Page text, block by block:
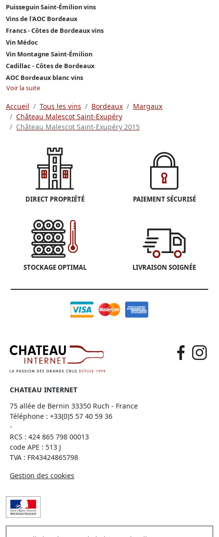
Puisseguin Saint-Émilion vins
Vins de l'AOC Bordeaux
Francs - Côtes de Bordeaux vins
Vin Médoc
Vin Montagne Saint-Émilion
Cadillac - Côtes de Bordeaux
AOC Bordeaux blanc vins
Voir la suite
Accueil Tous les vins Bordeaux
Margaux
Château Malescot Saint-Exupéry
Château Malescot Saint-Exupéry 2015
DIRECT PROPRIÉTÉ PAIEMENT SÉCURISÉ
STOCKAGE OPTIMAL LIVRAISON SOIGNÉE
CHATEAU INTERNET
75 allée de Bernin 33350 Ruch - France
Téléphone : +33(0)5 57 40 59 36
-
RCS : 424 865 798 00013
code APE : 513 J
TVA : FR43424865798
Gestion des cookies